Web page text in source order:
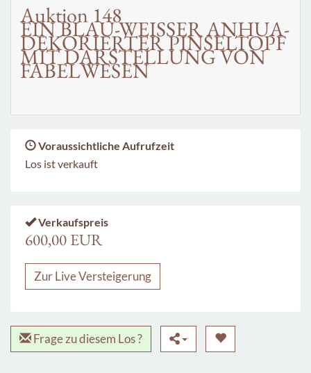
Auktion 148
EIN BLAU-WEISSER ANHUA-
DEKORIERTER PINSELTOPF
MIT DARSTELLUNG VON
FABELWESEN
Voraussichtliche Aufrufzeit
Los ist verkauft
Verkaufspreis
600,00 EUR
Zur Live Versteigerung
Frage zu diesem Los ?